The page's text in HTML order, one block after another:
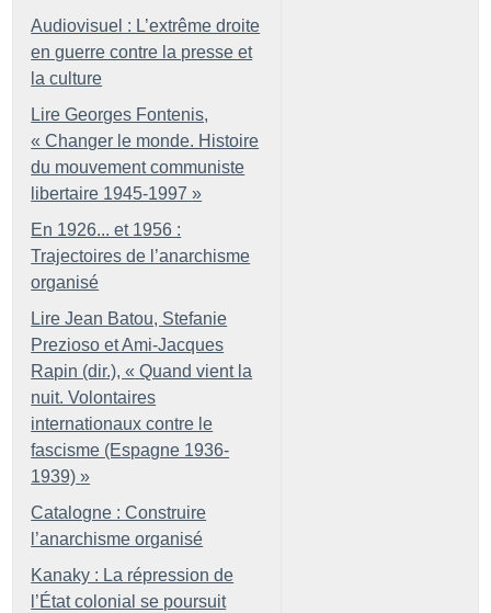
Audiovisuel : L’extrême droite
en guerre contre la presse et
la culture
Lire Georges Fontenis,
« Changer le monde. Histoire
du mouvement communiste
libertaire 1945-1997 »
En 1926... et 1956 :
Trajectoires de l’anarchisme
organisé
Lire Jean Batou, Stefanie
Prezioso et Ami-Jacques
Rapin (dir.), « Quand vient la
nuit. Volontaires
internationaux contre le
fascisme (Espagne 1936-
1939) »
Catalogne : Construire
l’anarchisme organisé
Kanaky : La répression de
l’État colonial se poursuit